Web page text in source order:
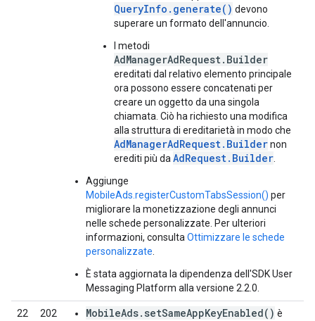
QueryInfo.generate() devono
superare un formato dell'annuncio.
I metodi
AdManagerAdRequest.Builder
ereditati dal relativo elemento principale
ora possono essere concatenati per
creare un oggetto da una singola
chiamata. Ciò ha richiesto una modifica
alla struttura di ereditarietà in modo che
AdManagerAdRequest.Buildernon
erediti più da AdRequest.Builder
Aggiunge
MobileAds.registerCustomTabsSession() per
migliorare la monetizzazione degli annunci
nelle schede personalizzate. Per ulteriori
informazioni, consulta Ottimizzare le schede
personalizzate
È stata aggiornata la dipendenza dell'SDK User
Messaging Platform alla versione 2.2.0.
22
202
MobileAds.setSameAppKeyEnabled() è